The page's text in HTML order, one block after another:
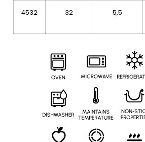
4532 32 5,5